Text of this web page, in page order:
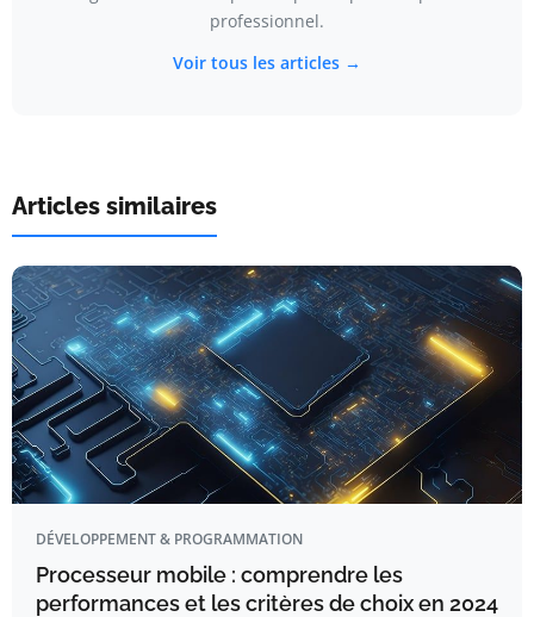
professionnel.
Voir tous les articles →
Articles similaires
DÉVELOPPEMENT & PROGRAMMATION
Processeur mobile : comprendre les
performances et les critères de choix en 2024